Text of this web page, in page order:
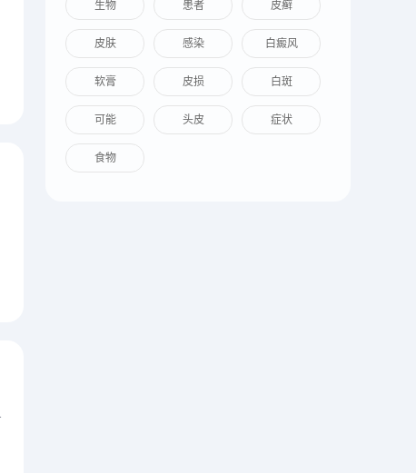
生物 患者 皮癣
皮肤 感染 白癜风
软膏 皮损 白斑
可能 头皮 症状
食物